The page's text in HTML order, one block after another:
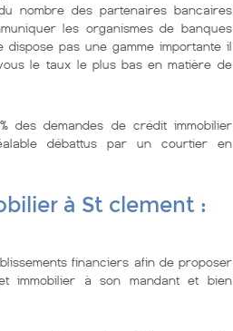
nombre des partenaires bancaires
les organismes de banques
pas une gamme importante il
le taux le plus bas en matière de
des demandes de crédit immobilier
débattus par un courtier en
à St clement :
financiers afin de proposer
immobilier à son mandant et bien